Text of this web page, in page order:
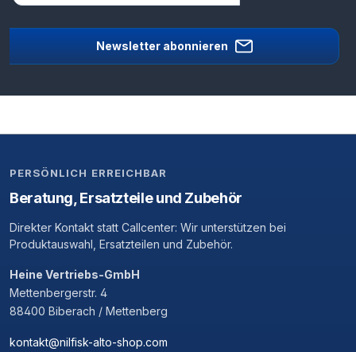
Newsletter abonnieren
PERSÖNLICH ERREICHBAR
Beratung, Ersatzteile und Zubehör
Direkter Kontakt statt Callcenter: Wir unterstützen bei
Produktauswahl, Ersatzteilen und Zubehör.
Heine Vertriebs-GmbH
Mettenbergerstr. 4
88400 Biberach / Mettenberg
kontakt@nilfisk-alto-shop.com